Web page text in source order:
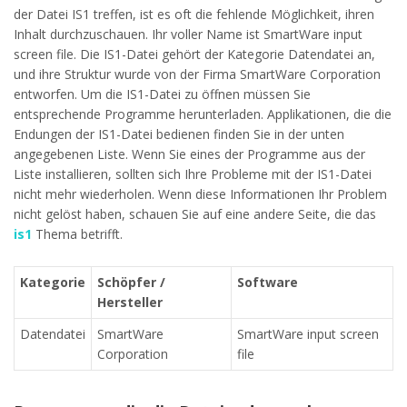
der Datei IS1 treffen, ist es oft die fehlende Möglichkeit, ihren
Inhalt durchzuschauen. Ihr voller Name ist SmartWare input
screen file. Die IS1-Datei gehört der Kategorie Datendatei an,
und ihre Struktur wurde von der Firma SmartWare Corporation
entworfen. Um die IS1-Datei zu öffnen müssen Sie
entsprechende Programme herunterladen. Applikationen, die die
Endungen der IS1-Datei bedienen finden Sie in der unten
angegebenen Liste. Wenn Sie eines der Programme aus der
Liste installieren, sollten sich Ihre Probleme mit der IS1-Datei
nicht mehr wiederholen. Wenn diese Informationen Ihr Problem
nicht gelöst haben, schauen Sie auf eine andere Seite, die das
is1 Thema betrifft.
Kategorie
Schöpfer /
Hersteller
Software
Datendatei
SmartWare
Corporation
SmartWare input screen
file